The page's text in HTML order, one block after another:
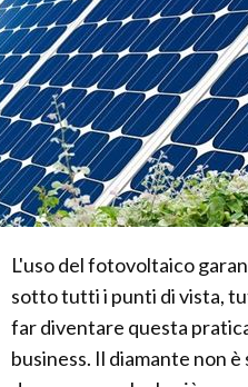
L'uso del fotovoltaico
sotto tutti i punti di vista,
far diventare questa
business. Il diamante non